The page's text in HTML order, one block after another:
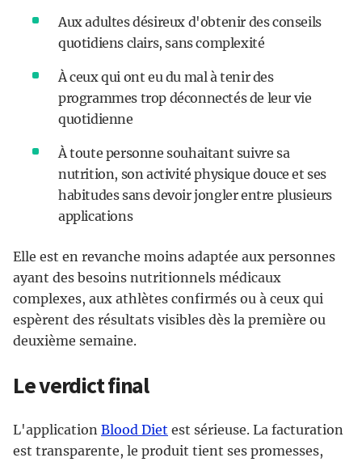
Aux adultes désireux d'obtenir des conseils
quotidiens clairs, sans complexité
À ceux qui ont eu du mal à tenir des
programmes trop déconnectés de leur vie
quotidienne
À toute personne souhaitant suivre sa
nutrition, son activité physique douce et ses
habitudes sans devoir jongler entre plusieurs
applications
Elle est en revanche moins adaptée aux personnes
ayant des besoins nutritionnels médicaux
complexes, aux athlètes confirmés ou à ceux qui
espèrent des résultats visibles dès la première ou
deuxième semaine.
Le verdict final
L'application Blood Diet est sérieuse. La facturation
est transparente, le produit tient ses promesses,